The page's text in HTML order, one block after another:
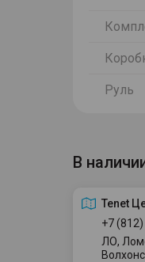
Руль
В
Tenet
+7
ЛО,